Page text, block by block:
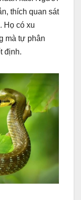
thích quan sát
Họ có xu
mà tự phân
định.